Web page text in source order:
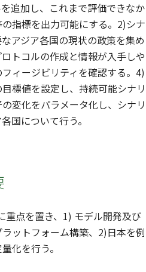
追加し、これまで評価できなか
指標を出力可能にする。2)シナ
アジア各国の現状の政策を集め
トコルの作成と情報が入手しや
ィージビリティを確認する。4)
標値を設定し、持続可能シナリ
変化をパラメータ化し、シナリ
国について行う。
重点を置き、1) モデル開発及び
ットフォーム構築、2)日本を例
化を行う。